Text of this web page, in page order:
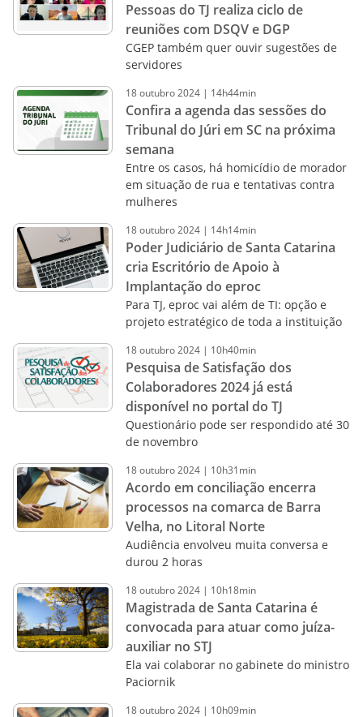
Pessoas do TJ realiza ciclo de
reuniões com DSQV e DGP
CGEP também quer ouvir sugestões de
servidores
18outubro2024 | 14h44min
Confira a agenda das sessões do
Tribunal do Júri em SC na próxima
semana
Entre os casos, há homicídio de morador
em situação de rua e tentativas contra
mulheres
18outubro2024 | 14h14min
Poder Judiciário de Santa Catarina
cria Escritório de Apoio à
Implantação do eproc
Para TJ, eproc vai além de TI: opção e
projeto estratégico de toda a instituição
18outubro2024 | 10h40min
Pesquisa de Satisfação dos
Colaboradores 2024 já está
disponível no portal do TJ
Questionário pode ser respondido até 30
de novembro
18outubro2024 | 10h31min
Acordo em conciliação encerra
processos na comarca de Barra
Velha, no Litoral Norte
Audiência envolveu muita conversa e
durou 2 horas
18outubro2024 | 10h18min
Magistrada de Santa Catarina é
convocada para atuar como juíza-
auxiliar no STJ
Ela vai colaborar no gabinete do ministro
Paciornik
18outubro2024 | 10h09min